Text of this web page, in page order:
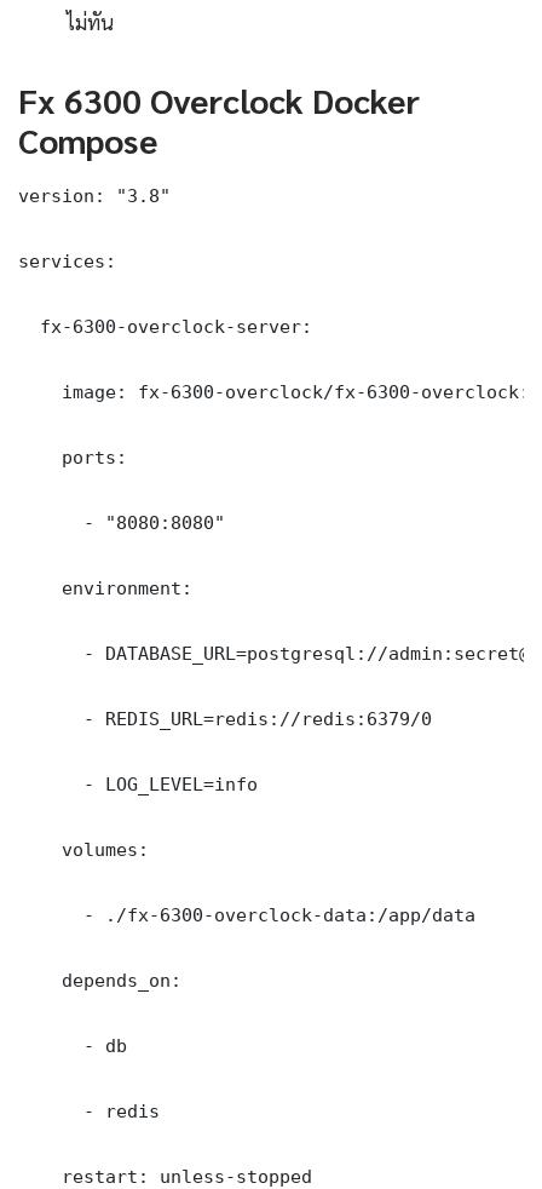
ไม่ทัน
Fx 6300 Overclock Docker
Compose
version: "3.8"
services:
  fx-6300-overclock-server:
image: fx-6300-overclock/fx-6300-
    ports:
      - "8080:8080"
    environment:
- DATABASE_URL=postgresql://
      - REDIS_URL=redis://redis:6379/0
      - LOG_LEVEL=info
    volumes:
      - ./fx-6300-overclock-data:/app/data
    depends_on:
      - db
      - redis
    restart: unless-stopped